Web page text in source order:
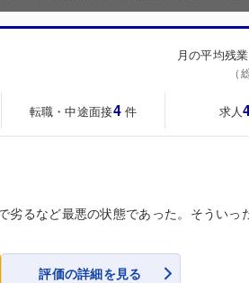
月の平均残
（
転職・中途面接4 件 求人
るなど最悪の状態であった。そういっ
評価の詳細を見る